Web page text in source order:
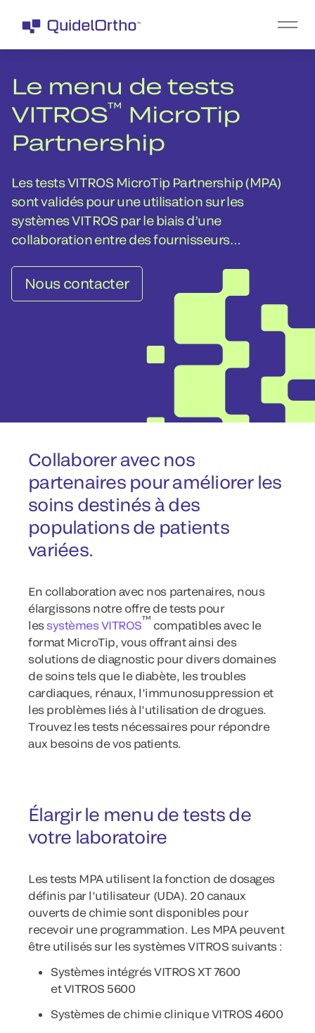
Le menu de tests
VITROS™ MicroTip
Partnership
Les tests VITROS MicroTip Partnership (MPA)
sont validés pour une utilisation sur les
systèmes VITROS par le biais d’une
collaboration entre des fournisseurs
scientifiques et de professionnels
QuidelOrtho
TM
Nous contacter
Collaborer avec nos
partenaires pour améliorer les
soins destinés à des
populations de patients
variées.
En collaboration avec nos partenaires, nous
élargissons notre offre de tests pour
lessystèmes VITROS™ compatibles avec le
format MicroTip, vous offrant ainsi des
solutions de diagnostic pour divers domaines
de soins tels que le diabète, les troubles
cardiaques, rénaux, l’immunosuppression et
les problèmes liés à l’utilisation de drogues.
Trouvez les tests nécessaires pour répondre
aux besoins de vos patients.
Élargir le menu de tests de
votre laboratoire
Les tests MPA utilisent la fonction de dosages
définis par l’utilisateur (UDA). 20 canaux
ouverts de chimie sont disponibles pour
recevoir une programmation. Les MPA peuvent
être utilisés sur les systèmes VITROS suivants :
Systèmes intégrés VITROS XT 7600
et VITROS 5600
Systèmes de chimie clinique VITROS 4600